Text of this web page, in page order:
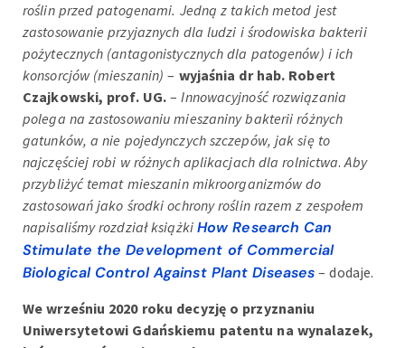
roślin przed patogenami. Jedną z takich metod jest
zastosowanie przyjaznych dla ludzi i środowiska bakterii
pożytecznych (antagonistycznych dla patogenów) i ich
konsorcjów (mieszanin) – wyjaśnia dr hab. Robert
Czajkowski, prof. UG.–Innowacyjność rozwiązania
polega na zastosowaniu mieszaniny bakterii różnych
gatunków, a nie pojedynczych szczepów, jak się to
najczęściej robi w różnych aplikacjach dla rolnictwa.Aby
przybliżyć temat mieszanin mikroorganizmów do
zastosowań jako środki ochrony roślin razem z zespołem
napisaliśmy rozdział książki How Research Can
Stimulate the Development of Commercial
Biological Control Against Plant Diseases – dodaje.
We wrześniu 2020 roku decyzję o przyznaniu
Uniwersytetowi Gdańskiemu patentu na wynalazek,